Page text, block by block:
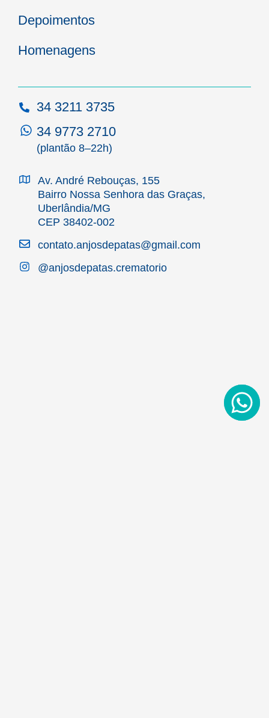
Depoimentos
Homenagens
34 3211 3735
34 9773 2710
(plantão 8–22h)
Av. André Rebouças, 155
Bairro Nossa Senhora das Graças,
Uberlândia/MG
CEP 38402-002
contato.anjosdepatas@gmail.com
@anjosdepatas.crematorio